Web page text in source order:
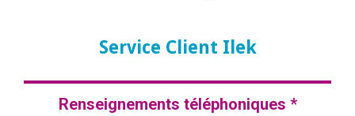
Service Client Ilek
Renseignements téléphoniques *